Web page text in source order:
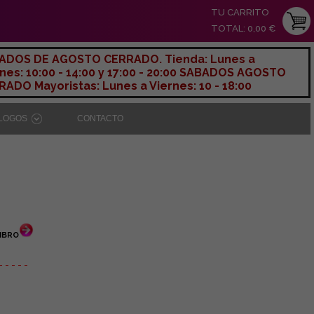
TU CARRITO
TOTAL: 0,00 €
DE AGOSTO CERRADO. Tienda: Lunes a
10:00 - 14:00 y 17:00 - 20:00 SABADOS AGOSTO
Mayoristas: Lunes a Viernes: 10 - 18:00
CONTACTO
- - - -